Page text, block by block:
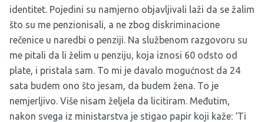
identitet. Pojedini su namjerno objavljivali laži da se žalim
što su me penzionisali, a ne zbog diskriminacione
rečenice u naredbi o penziji. Na službenom razgovoru su
me pitali da li želim u penziju, koja iznosi 60 odsto od
plate, i pristala sam. To mi je davalo mogućnost da 24
sata budem ono što jesam, da budem žena. To je
nemjerljivo. Više nisam željela da licitiram. Međutim,
nakon svega iz ministarstva je stigao papir koji kaže: ‘Ti